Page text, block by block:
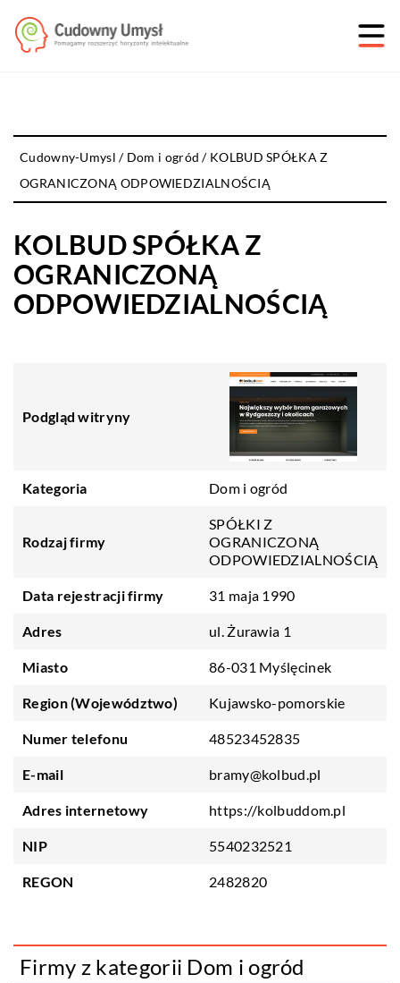
Cudowny-Umysl / Dom i ogród / KOLBUD SPÓŁKA Z
OGRANICZONĄ ODPOWIEDZIALNOŚCIĄ
KOLBUD SPÓŁKA Z
OGRANICZONĄ
ODPOWIEDZIALNOŚCIĄ
Podgląd witryny
Kategoria Dom i ogród
Rodzaj firmy
SPÓŁKI Z
OGRANICZONĄ
ODPOWIEDZIALNOŚCIĄ
Data rejestracji firmy 31 maja 1990
Adres ul. Żurawia 1
Miasto 86-031 Myślęcinek
Region (Województwo) Kujawsko-pomorskie
Numer telefonu 48523452835
E-mail bramy@kolbud.pl
Adres internetowy https://kolbuddom.pl
NIP 5540232521
REGON 2482820
Firmy z kategorii Dom i ogród